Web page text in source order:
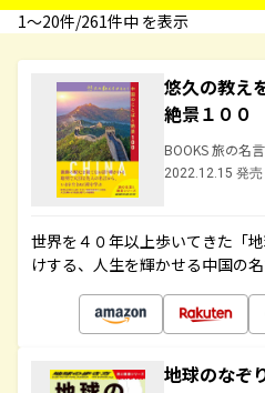
1〜20件/261件中 を表示
悠久の教え
絶景１００
BOOKS 旅の名
2022.12.15 発売
世界を４０年以上歩いてきた「
けする、人生を輝かせる中国の
地球のな